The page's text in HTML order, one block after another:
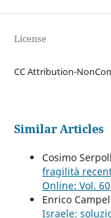
License
CC Attribution-
Similar Articles
Cosimo
fragilità
Online: Vol.
Enrico
Israele: